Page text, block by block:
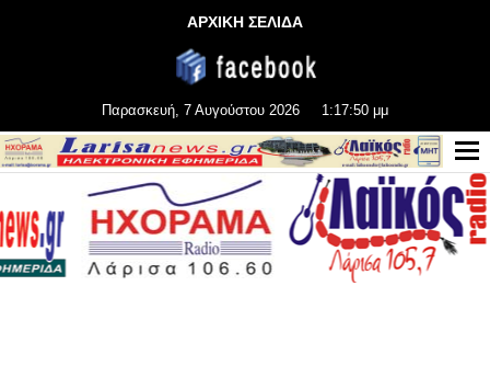
ΑΡΧΙΚΗ ΣΕΛΙΔΑ
Παρασκευή, 7 Αυγούστου 2026 1:17:52 μμ